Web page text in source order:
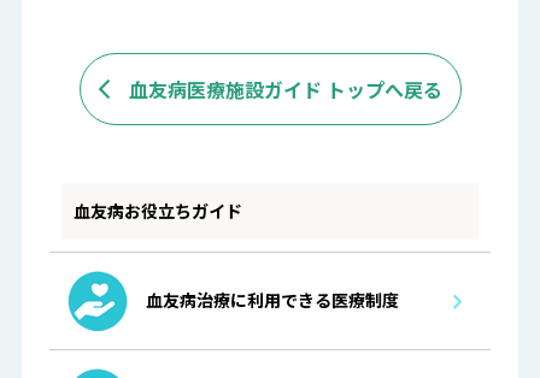
血友病医療施設ガイド トップへ戻る
血友病お役立ちガイド
血友病治療に利用できる医療制度